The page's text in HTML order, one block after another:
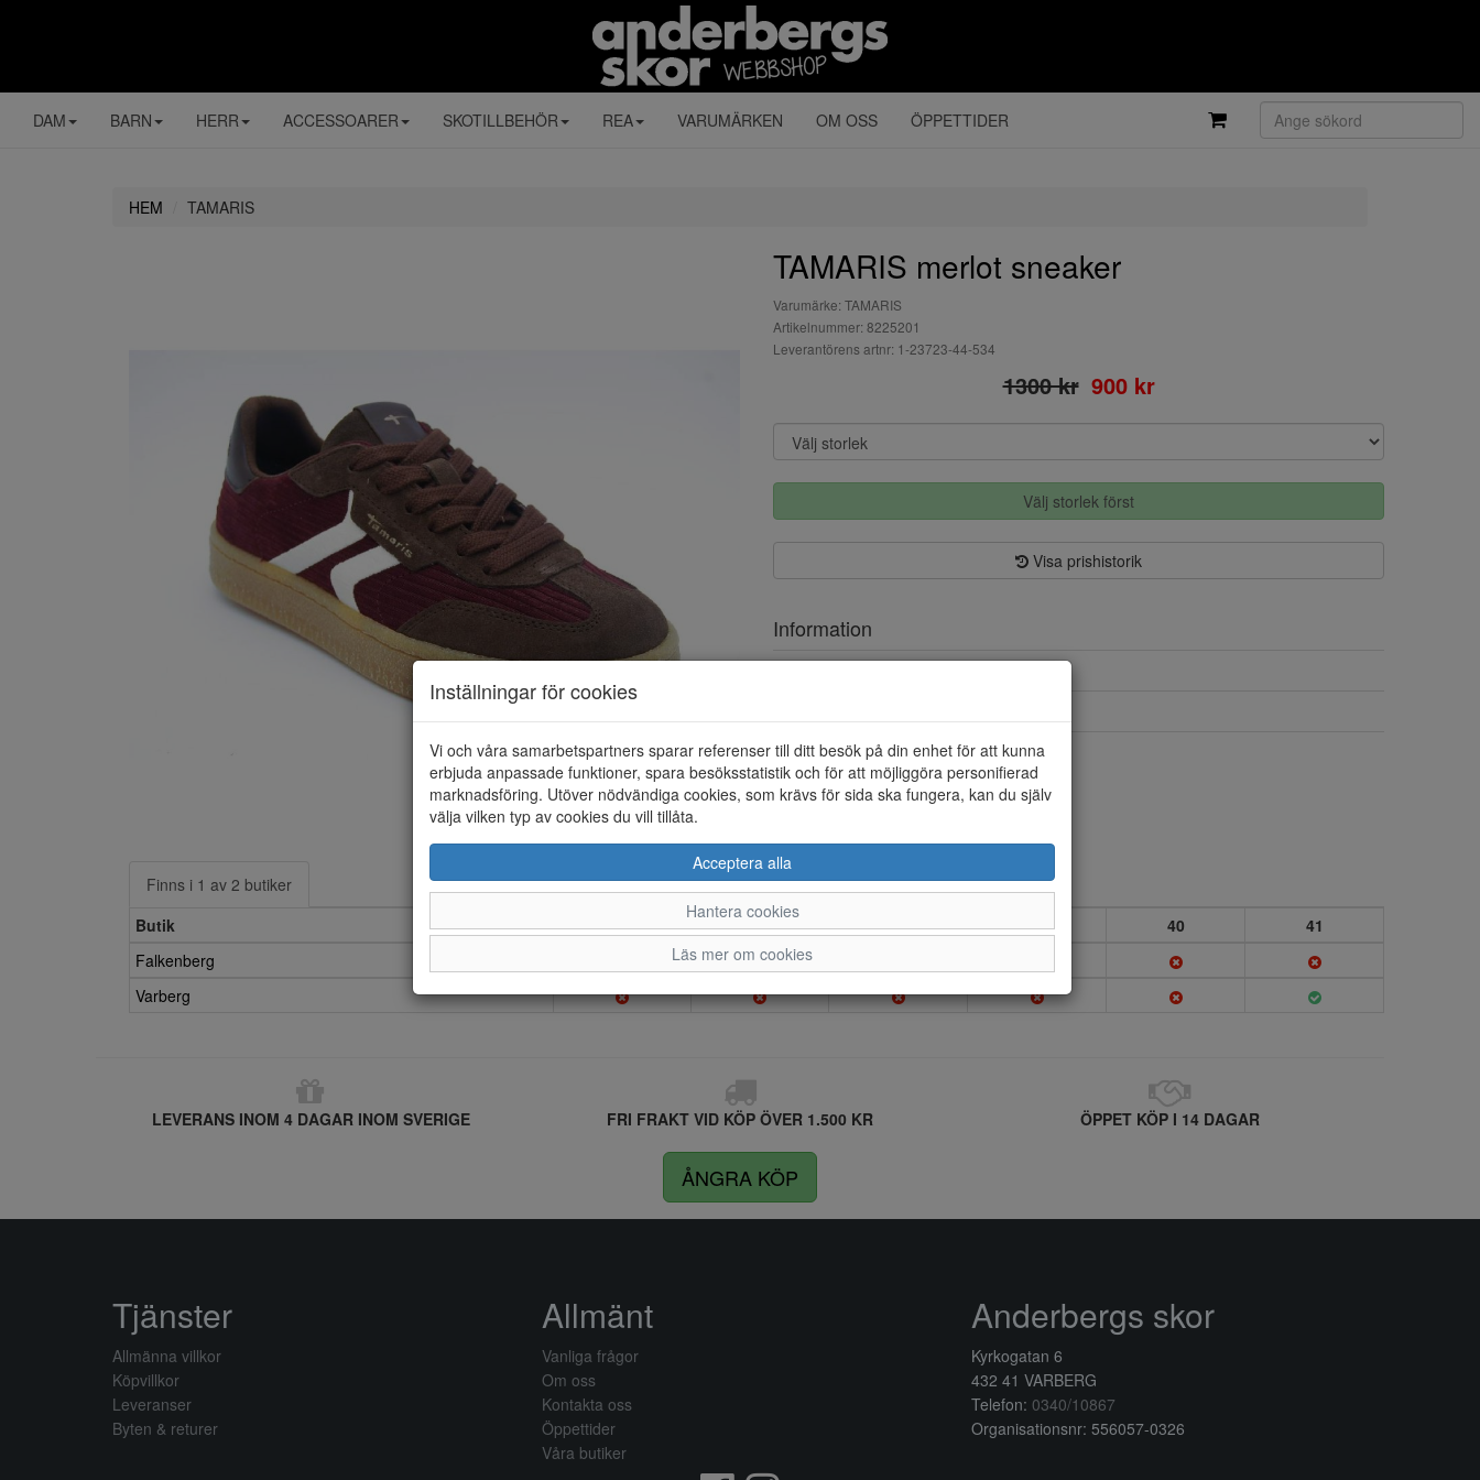
DAM BARN HERR ACCESSOARER SKOTILLBEHÖR REA VARUMÄRKEN OM OSS ÖPPETTIDER
HEM TAMARIS
TAMARIS merlot sneaker
Varumärke: TAMARIS
Artikelnummer: 8225201
Leverantörens artnr: 1-23723-44-534
1300 kr 900 kr
Välj storlek först
Visa prishistorik
Information
Löstagbar innersula
Ja
Finns i 1 av 2 butiker
Butik
36 37 38 39 40
41
Falkenberg
Varberg
LEVERANS INOM 4 DAGAR INOM SVERIGE FRI FRAKT VID KÖP ÖVER 1.500 KR ÖPPET KÖP I 14 DAGAR
ÅNGRA KÖP
Inställningar för cookies
Vi och våra samarbetspartners sparar referenser till ditt besök på din enhet för att kunna
erbjuda anpassade funktioner, spara besöksstatistik och för att möjliggöra personifierad
marknadsföring. Utöver nödvändiga cookies, som krävs för sida ska fungera, kan du själv
välja vilken typ av cookies du vill tillåta.
Acceptera alla
Hantera cookies
Läs mer om cookies
Tjänster
Allmänna villkor
Köpvillkor
Leveranser
Byten & returer
Allmänt
Vanliga frågor
Om oss
Kontakta oss
Öppettider
Våra butiker
Anderbergs skor
Kyrkogatan 6
432 41 VARBERG
Telefon: 0340/10867
Organisationsnr: 556057-0326